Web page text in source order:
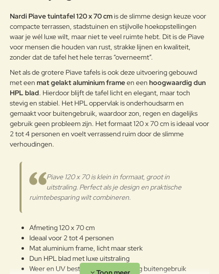
g:
Note:HTML-code wordt niet vertaald!
Waardering:
Waarderin
g:
Slecht Goed
Verder
Nardi Piave tuintafel 120 x 70 cmis de slimme design keuze voor
compacte terrassen, stadstuinen en stijlvolle hoekopstellingen
waar je wél luxe wilt, maar niet te veel ruimte hebt. Dit is de Piave
voor mensen die houden van rust, strakke lijnen en kwaliteit,
zonder dat de tafel het hele terras “overneemt”.
Net als de grotere Piave tafels is ook deze uitvoering gebouwd
met een mat gelakt aluminium frameen een hoogwaardig dun
HPL blad. Hierdoor blijft de tafel licht en elegant, maar toch
stevig en stabiel. Het HPL oppervlak is onderhoudsarm en
gemaakt voor buitengebruik, waardoor zon, regen en dagelijks
gebruik geen probleem zijn. Het formaat 120 x 70 cm is ideaal voor
2 tot 4 personen en voelt verrassend ruim door de slimme
verhoudingen.
Piave 120 x 70 is klein in formaat, groot in
uitstraling. Perfect als je design en praktische
ruimtebesparing wilt combineren.
Afmeting 120 x 70 cm
Ideaal voor 2 tot 4 personen
Mat aluminium frame, licht maar sterk
Dun HPL blad met luxe uitstraling
Weer en UV bestendig voor langdurig buitengebruik